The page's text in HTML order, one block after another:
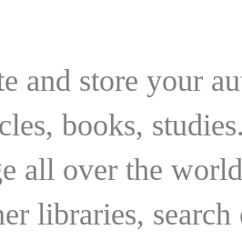
and store your
books,
all over the
libraries,